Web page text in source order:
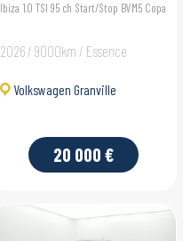
Ibiza 1.0 TSI 95 ch Start/Stop BVM5 Copa
2026 / 9000km / Essence
Volkswagen Granville
20 000 €